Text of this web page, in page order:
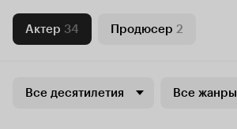
Актер 34 Продюсер 2
Все десятилетия Все жанры